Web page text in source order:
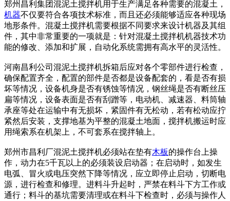
郑州昌利集团混泥土搅拌机用于生产满足各种需要的混凝土，
机器不仅要符合各项技术标准，而且还必须能够适应各种现场
地形条件。混凝土搅拌机需要根据不同要求来设计机器及其组
件，其中非常重要的一项就是：针对混凝土搅拌机机器技术功
能的修改、添加和扩展，自动化系统需拥有高水平的灵活性。
河南昌利公司混泥土搅拌机拆箱后应对各个零部件进行检查，
确保配置齐全，配置的部件是否都是设备配套的，看是否有损
坏等情况，设备机身是否有锈蚀等情况，钢丝绳是否有断丝压
扁等情况，设备表面是否有刮蹭等，电动机、减速器、料筒轴
承座等处在运输中有无损坏，紧固件有无松动，若有松动应拧
紧然后安装，支撑地基为平整的混凝土地面，搅拌机搬运时应
用绳索系在机架上，不可套系在搅拌轴上。
郑州市昌利厂混泥土搅拌机必须站在垫有木板的操作台上操
作，动力在5千瓦以上的必须装设启动器；在启动时，如发生
电弧、冒火或电压突然下降等情况，应立即停止启动，切断电
源，进行检查和修理。进料斗升起时，严禁在料斗下方工作或
通行；料斗的基坑需要清理或在料斗下检查时，必须与操作人